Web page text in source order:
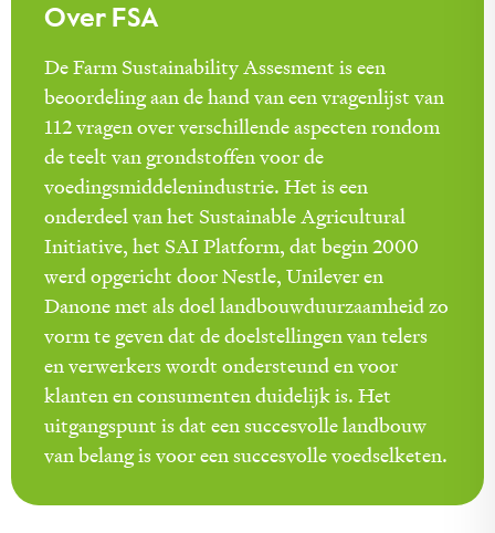
Over FSA
De Farm Sustainability Assesment is een
beoordeling aan de hand van een vragenlijst van
112 vragen over verschillende aspecten rondom
de teelt van grondstoffen voor de
voedingsmiddelenindustrie. Het is een
onderdeel van het Sustainable Agricultural
Initiative, het SAI Platform, dat begin 2000
werd opgericht door Nestle, Unilever en
Danone met als doel landbouwduurzaamheid zo
vorm te geven dat de doelstellingen van telers
en verwerkers wordt ondersteund en voor
klanten en consumenten duidelijk is. Het
uitgangspunt is dat een succesvolle landbouw
van belang is voor een succesvolle voedselketen.